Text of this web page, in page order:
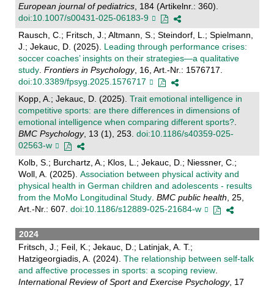
European journal of pediatrics, 184 (Artikelnr.: 360).
doi:10.1007/s00431-025-06183-9
Rausch, C.; Fritsch, J.; Altmann, S.; Steindorf, L.; Spielmann,
J.; Jekauc, D. (2025). Leading through performance crises:
soccer coaches’ insights on their strategies—a qualitative
study. Frontiers in Psychology, 16, Art.-Nr.: 1576717.
doi:10.3389/fpsyg.2025.1576717
Kopp, A.; Jekauc, D. (2025). Trait emotional intelligence in
competitive sports: are there differences in dimensions of
emotional intelligence when comparing different sports?.
BMC Psychology, 13 (1), 253. doi:10.1186/s40359-025-
02563-w
Kolb, S.; Burchartz, A.; Klos, L.; Jekauc, D.; Niessner, C.;
Woll, A. (2025). Association between physical activity and
physical health in German children and adolescents - results
from the MoMo Longitudinal Study. BMC public health, 25,
Art.-Nr.: 607. doi:10.1186/s12889-025-21684-w
2024
Fritsch, J.; Feil, K.; Jekauc, D.; Latinjak, A. T.;
Hatzigeorgiadis, A. (2024). The relationship between self-talk
and affective processes in sports: a scoping review.
International Review of Sport and Exercise Psychology, 17